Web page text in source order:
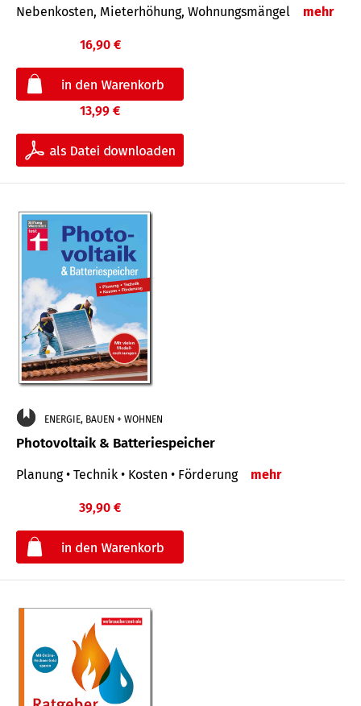
Nebenkosten, Mieterhöhung, Wohnungsmängel mehr
16,90 €
13,99 €
ENERGIE, BAUEN + WOHNEN
Photovoltaik & Batteriespeicher
Planung • Technik • Kosten • Förderung mehr
39,90 €